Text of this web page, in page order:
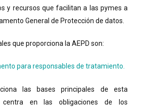
y recursos que facilitan a las pymes a
General de Protección de datos.
que proporciona la AEPD son:
para responsables de tratamiento.
las bases principales de esta
en las obligaciones de los